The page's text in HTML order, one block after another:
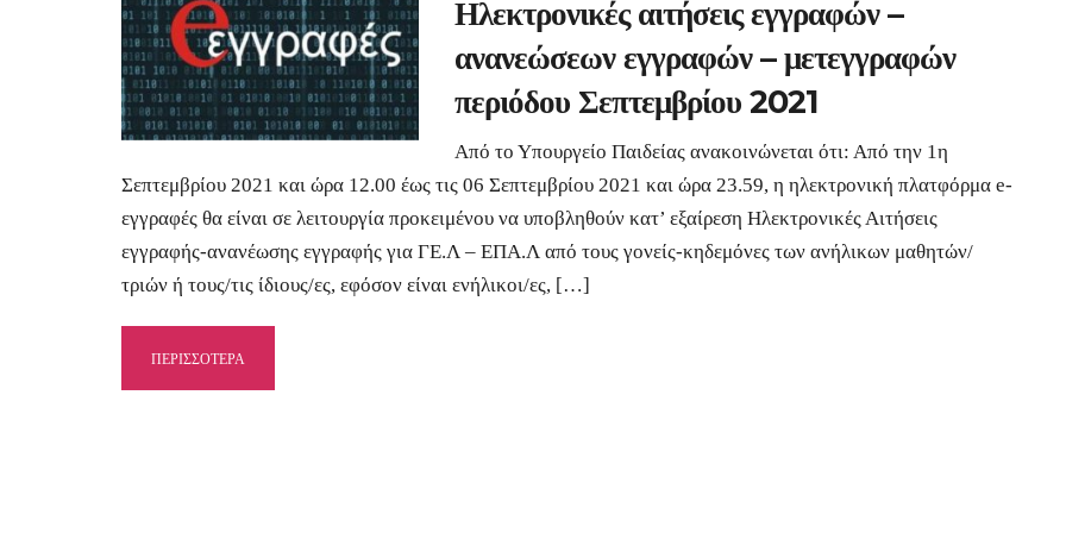
Ηλεκτρονικές αιτήσεις εγγραφών –
ανανεώσεων εγγραφών – μετεγγραφών
περιόδου Σεπτεμβρίου 2021
Από το Υπουργείο Παιδείας ανακοινώνεται ότι: Από την 1η
Σεπτεμβρίου 2021 και ώρα 12.00 έως τις 06 Σεπτεμβρίου 2021 και ώρα 23.59, η ηλεκτρονική πλατφόρμα e-
εγγραφές θα είναι σε λειτουργία προκειμένου να υποβληθούν κατ’ εξαίρεση Ηλεκτρονικές Αιτήσεις
εγγραφής-ανανέωσης εγγραφής για ΓΕ.Λ – ΕΠΑ.Λ από τους γονείς-κηδεμόνες των ανήλικων μαθητών/
τριών ή τους/τις ίδιους/ες, εφόσον είναι ενήλικοι/ες, […]
ΠΕΡΙΣΣΟΤΕΡΑ